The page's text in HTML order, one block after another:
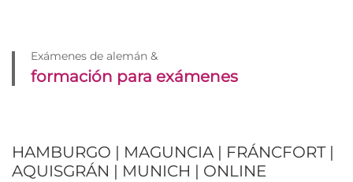
Exámenes de alemán &
formación para exámenes
HAMBURGO | MAGUNCIA | FRÁNCFORT |
AQUISGRÁN | MUNICH | ONLINE